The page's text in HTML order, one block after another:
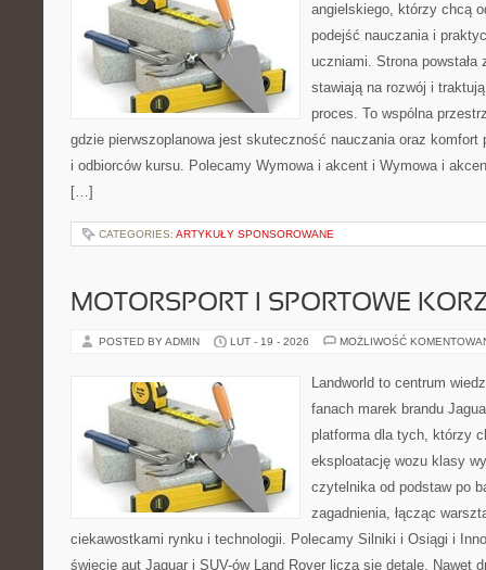
angielskiego, którzy chcą
podejść nauczania i
uczniami. Strona
stawiają na rozwój i
proces. To wspólna
gdzie pierwszoplanowa jest skuteczność nauczania oraz
i odbiorców kursu. Polecamy Wymowa i akcent i Wymowa i
[…]
CATEGORIES: ARTYKUŁY SPONSOROWANE
MOTORSPORT I SPORTOWE
POSTED BY ADMIN LUT - 19 - 2026 MOŻLIWOŚĆ
Landworld to centrum
fanach marek brandu
platforma dla tych, którzy
eksploatację wozu klasy
czytelnika od podstaw po
zagadnienia, łącząc
ciekawostkami rynku i technologii. Polecamy Silniki i Osiągi i
świecie aut Jaguar i SUV-ów Land Rover liczą się detale. Nawet